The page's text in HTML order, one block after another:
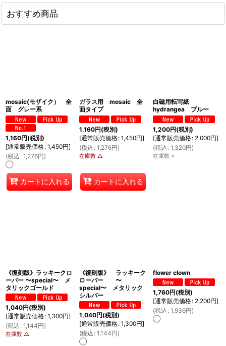
おすすめ商品
mosaic(モザイク） 全
面 グレー系
1,160円(税別)
[通常販売価格: 1,450円]
(税込 : 1,276円)
◯
カートに入れる
ガラス用 mosaic 全
面タイプ
1,160円(税別)
[通常販売価格: 1,450円]
(税込 : 1,276円)
在庫数 △
カートに入れる
白磁用転写紙
hydrangea ブルー
1,200円(税別)
[通常販売価格: 2,000円]
(税込 : 1,320円)
在庫数 ×
《復刻版》ラッキークロ
ーバー 〜special〜 メ
タリックゴールド
1,040円(税別)
[通常販売価格: 1,300円]
(税込 : 1,144円)
在庫数 △
《復刻版》 ラッキーク
ローバー 〜
special〜 メタリック
シルバー
1,040円(税別)
[通常販売価格: 1,300円]
(税込 : 1,144円)
◯
flower clown
1,760円(税別)
[通常販売価格: 2,200円]
(税込 : 1,936円)
◯